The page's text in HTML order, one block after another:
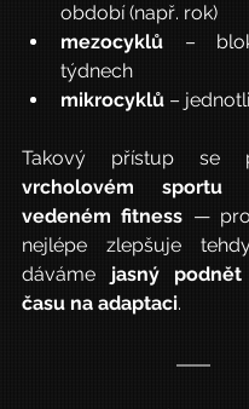
období (např. rok)
mezocyklů –
týdnech
mikrocyklů –
Takový přístup se
vrcholovém sportu
vedeném fitness —
nejlépe zlepšuje
dáváme jasný
času na adaptaci.